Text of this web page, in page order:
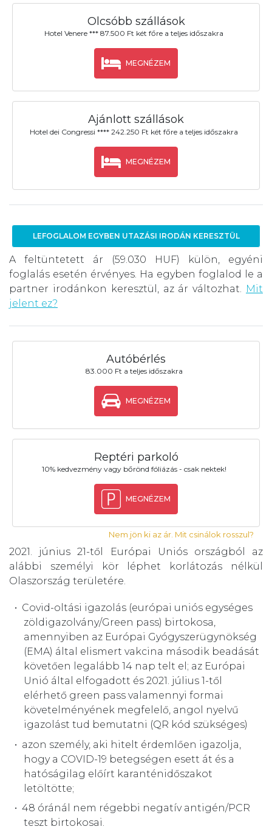
Olcsóbb szállások
Hotel Venere *** 87.500 Ft két főre a teljes időszakra
MEGNÉZEM
Ajánlott szállások
Hotel dei Congressi **** 242.250 Ft két főre a teljes időszakra
MEGNÉZEM
LEFOGLALOM EGYBEN UTAZÁSI IRODÁN KERESZTÜL
A feltüntetett ár (59.030 HUF) külön, egyéni
foglalás esetén érvényes. Ha egyben foglalod le a
partner irodánkon keresztül, az ár változhat.
Mit
jelent ez?
Autóbérlés
83.000 Ft a teljes időszakra
MEGNÉZEM
Reptéri parkoló
10% kedvezmény vagy bőrönd fóliázás - csak nektek!
MEGNÉZEM
Nem jön ki az ár. Mit csinálok rosszul?
2021. június 21-től Európai Uniós országból az
alábbi személyi kör léphet korlátozás nélkül
Olaszország területére.
Covid-oltási igazolás (európai uniós egységes
zöldigazolvány/Green pass) birtokosa,
amennyiben az Európai Gyógyszerügynökség
(EMA) által elismert vakcina második beadását
követően legalább 14 nap telt el; az Európai
Unió által elfogadott és 2021. július 1-től
elérhető green pass valamennyi formai
követelményének megfelelő, angol nyelvű
igazolást tud bemutatni (QR kód szükséges)
azon személy, aki hitelt érdemlően igazolja,
hogy a COVID-19 betegségen esett át és a
hatóságilag előírt karanténidőszakot
letöltötte;
48 óránál nem régebbi negatív antigén/PCR
teszt birtokosai.